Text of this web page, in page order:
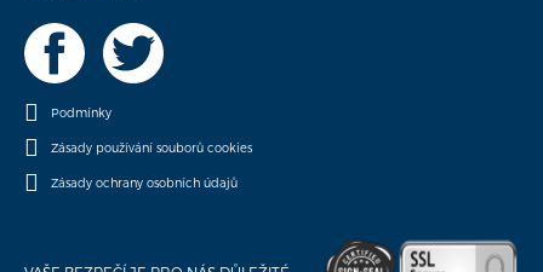
Podmínky
Zásady používání souborů cookies
Zásady ochrany osobních údajů